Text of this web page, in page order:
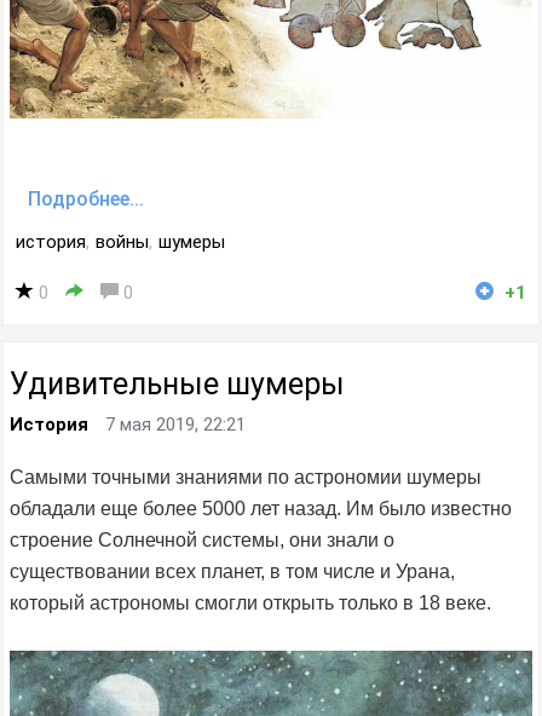
Подробнее...
история, войны, шумеры
0 0 +1
Удивительные шумеры
История 7 мая 2019, 22:21
Самыми точными знаниями по астрономии шумеры
обладали еще более 5000 лет назад. Им было известно
строение Солнечной системы, они знали о
существовании всех планет, в том числе и Урана,
который астрономы смогли открыть только в 18 веке.